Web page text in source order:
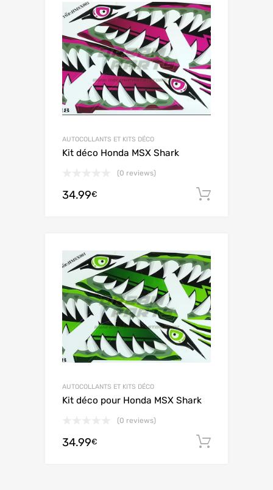
AUTOCOLLANTS ET KITS DÉCO
Kit déco Honda MSX Shark
(0 reviews)
34.99€
AUTOCOLLANTS ET KITS DÉCO
Kit déco pour Honda MSX Shark
(0 reviews)
34.99€